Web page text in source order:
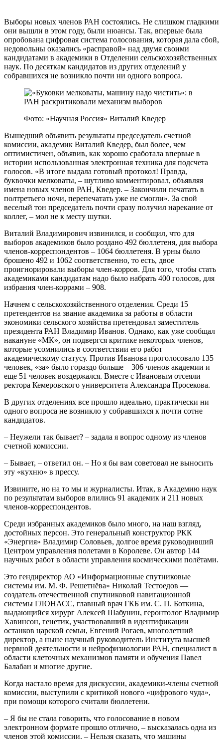
Выборы новых членов РАН состоялись. Не слишком гладкими
они вышли в этом году, были нюансы. Так, впервые была
опробована цифровая система голосования, которая дала сбой,
недовольны оказались «расправой» над двумя своими
кандидатами в академики в Отделении сельскохозяйственных
наук. По десяткам кандидатов из других отделений у
собравшихся не возникло почти ни одного вопроса.
Фото: «Научная Россия» Виталий Кведер
Вышедший объявить результаты председатель счетной
комиссии, академик Виталий Кведер, был более, чем
оптимистичен, объявив, как хорошо сработала впервые в
истории использованная электронная техника для подсчета
голосов. «В итоге выдала готовый протокол! Правда,
буквочки мелковаты, – шутливо комментировал, объявляя
имена новых членов РАН, Кведер. – Закончили печатать в
полтретьего ночи, перепечатать уже не смогли». За свой
веселый тон председатель почти сразу получил нарекание от
коллег, – мол не к месту шутки.
Виталий Владимирович извинился, и сообщил, что для
выборов академиков было роздано 492 бюллетеня, для выбора
членов-корреспондентов – 1064 бюллетеня. В урны было
брошено 492 и 1062 соответственно, то есть, двое
проигнорировали выборы член-корров. Для того, чтобы стать
академиками кандидатам надо было набрать 400 голосов, для
избрания член-коррами – 908.
Начнем с сельскохозяйственного отделения. Среди 15
претендентов на звание академика за работы в области
экономики сельского хозяйства претендовал заместитель
президента РАН Владимир Иванов. Однако, как уже сообщал
накануне «МК», он подвергся критике некоторых членов,
которые усомнились в соответствии его работ
академическому статусу. Против Иванова проголосовало 135
человек, «за» было гораздо больше – 306 членов академии и
еще 51 человек воздержался. Вместе с Ивановым отсеяли
ректора Кемеровского университета Александра Просекова.
В других отделениях все прошло идеально, практически ни
одного вопроса не возникло у собравшихся к почти сотне
кандидатов.
– Неужели так бывает? – задала я вопрос одному из членов
счетной комиссии.
– Бывает, – ответил он. – Но я бы вам советовал не выносить
эту «кухню» в прессу.
Извините, но на то мы и журналисты. Итак, в Академию наук
по результатам выборов влились 91 академик и 211 новых
членов-корреспондентов.
Среди избранных академиков было много, на наш взгляд,
достойных персон. Это генеральный конструктор РКК
«Энергия» Владимир Соловьев, долгое время руководивший
Центром управления полетами в Королеве. Он автор 144
научных работ в области управления космическими полётами.
Это гендиректор АО «Информационные спутниковые
системы им. М. Ф. Решетнёва» Николай Тестоедов —
создатель отечественной спутниковой навигационной
системы ГЛОНАСС, главный врач ГКБ им. С. П. Боткина,
выдающийся хирург Алексей Шабунин, геронтолог Владимир
Хавинсон, генетик, участвовавший в идентификации
останков царской семьи, Евгений Рогаев, многолетний
директор, а ныне научный руководитель Института высшей
нервной деятельности и нейрофизиологии РАН, специалист в
области клеточных механизмов памяти и обучения Павел
Балабан и многие другие.
Когда настало время для дискуссии, академики-члены счетной
комиссии, выступили с критикой нового «цифрового чуда»,
при помощи которого считали бюллетени.
– Я бы не стала говорить, что голосование в новом
электронном формате прошло отлично, – высказалась одна из
членов этой комиссии. – Нельзя сказать, что машины